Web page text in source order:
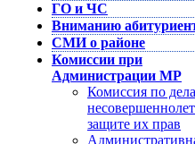
ГО и ЧС
Вниманию
СМИ о районе
Комиссии при
Администрации МР
Комиссия по
защите их прав